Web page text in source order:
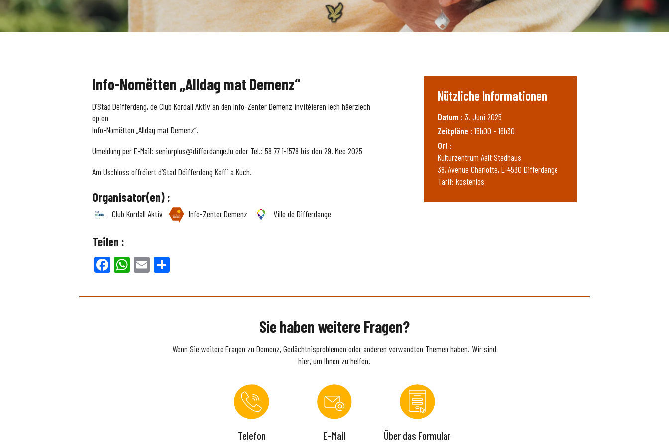
Info-Nomëtten „Alldag mat Demenz“
D’Stad Déifferdeng, de Club Kordall Aktiv an den Info-Zenter Demenz invitéieren Iech häerzlech
op en
Info-Nomëtten „Alldag mat Demenz“.
Umeldung per E-Mail: seniorplus@differdange.lu oder Tel.: 58 77 1-1578 bis den 29. Mee 2025
Am Uschloss offréiert d’Stad Déifferdeng Kaffi a Kuch.
Organisator(en) :
Club Kordall Aktiv Info-Zenter Demenz Ville de Differdange
Teilen :
Facebook
WhatsApp
Email
Nützliche Informationen
Datum : 3. Juni 2025
Zeitpläne :15h00 - 16h30
Ort :
Kulturzentrum Aalt Stadhaus
38, Avenue Charlotte, L-4530 Differdange
Tarif: kostenlos
Sie haben weitere Fragen?
Wenn Sie weitere Fragen zu Demenz, Gedächtnisproblemen oder anderen verwandten Themen haben. Wir sind
hier, um Ihnen zu helfen.
Telefon E-Mail Über das Formular